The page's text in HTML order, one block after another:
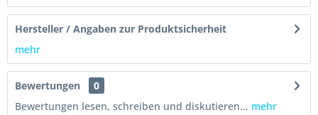
Hersteller / Angaben zur Produktsicherheit
mehr
Bewertungen
0
Bewertungen lesen, schreiben und diskutieren... mehr